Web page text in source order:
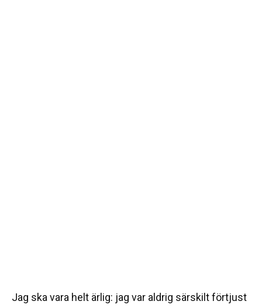
Jag ska vara helt ärlig: jag var aldrig särskilt förtjust